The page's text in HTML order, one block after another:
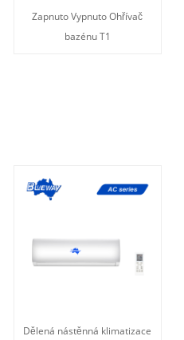
Zapnuto Vypnuto Ohřívač
bazénu T1
Dělená nástěnná klimatizace